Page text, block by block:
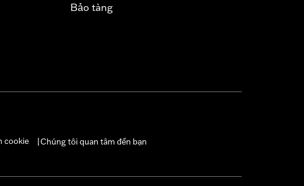
Bảo tàng
cookie Chúng tôi quan tâm đến bạn